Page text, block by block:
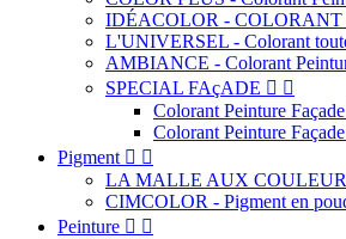
IDÉACOLOR - COLORANT
L'UNIVERSEL - Colorant
AMBIANCE - Colorant
SPECIAL FAçADE  
Colorant Peinture
Colorant Peinture
Pigment  
LA MALLE AUX
CIMCOLOR - Pigment en
Peinture  